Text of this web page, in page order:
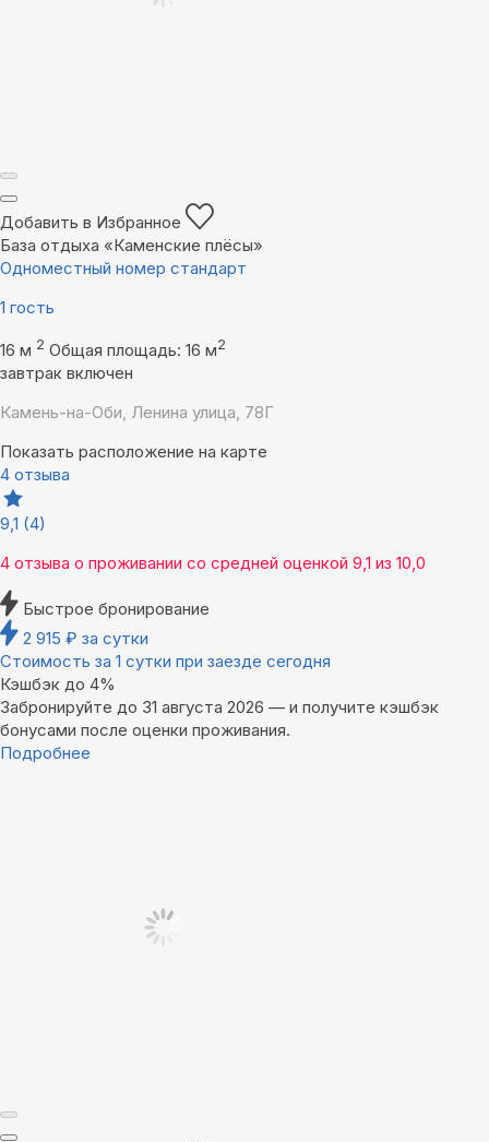
Добавить в Избранное
База отдыха «Каменские плëсы»
Одноместный номер стандарт
1 гость
16 м 2 Общая площадь: 16 м2
завтрак включен
Камень-на-Оби, Ленина улица, 78Г
Показать расположение на карте
4 отзыва
9,1 (4)
4 отзыва о проживании со средней оценкой 9,1 из 10,0
Быстрое бронирование
2 915 ₽ за сутки
Стоимость за 1 сутки при заезде сегодня
Кэшбэк до 4%
Забронируйте до 31 августа 2026 — и получите кэшбэк
бонусами после оценки проживания.
Подробнее